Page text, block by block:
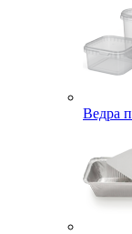
Ведра